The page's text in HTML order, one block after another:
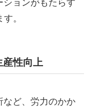
ョンがもたらす
。
産性向上
など、労力のかか